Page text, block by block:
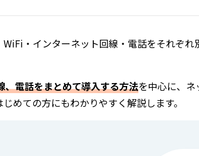
・インターネット回線・電話をそれぞ
、電話をまとめて導入する方法を中心に、
めての方にもわかりやすく解説します。